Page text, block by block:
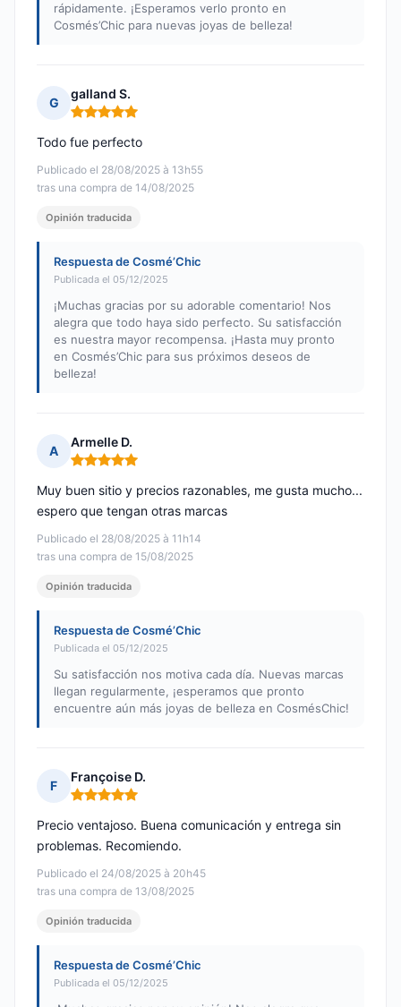
rápidamente. ¡Esperamos verlo pronto en
Cosmés’Chic para nuevas joyas de belleza!
G
galland S.
Nota: 5 de 5
Publicado el 28/08/2025 à 13h55
tras una compra de 14/08/2025
Todo fue perfecto
Opinión traducida
Respuesta de Cosmé’Chic
Publicada el 05/12/2025
¡Muchas gracias por su adorable comentario! Nos
alegra que todo haya sido perfecto. Su satisfacción
es nuestra mayor recompensa. ¡Hasta muy pronto
en Cosmés’Chic para sus próximos deseos de
belleza!
A
Armelle D.
Nota: 5 de 5
Publicado el 28/08/2025 à 11h14
tras una compra de 15/08/2025
Muy buen sitio y precios razonables, me gusta mucho...
espero que tengan otras marcas
Opinión traducida
Respuesta de Cosmé’Chic
Publicada el 05/12/2025
Su satisfacción nos motiva cada día. Nuevas marcas
llegan regularmente, ¡esperamos que pronto
encuentre aún más joyas de belleza en CosmésChic!
F
Françoise D.
Nota: 5 de 5
Publicado el 24/08/2025 à 20h45
tras una compra de 13/08/2025
Precio ventajoso. Buena comunicación y entrega sin
problemas. Recomiendo.
Opinión traducida
Respuesta de Cosmé’Chic
Publicada el 05/12/2025